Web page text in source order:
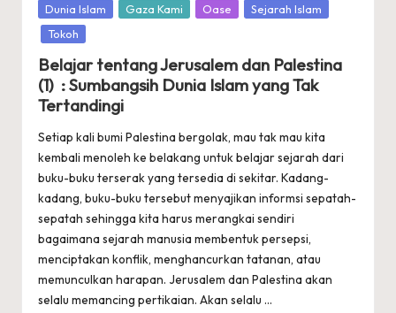
Posted
in
Dunia Islam Gaza Kami Oase
Sejarah Islam
Tokoh
Belajar tentang Jerusalem dan Palestina
(1) : Sumbangsih Dunia Islam yang Tak
Tertandingi
Setiap kali bumi Palestina bergolak, mau tak mau kita
kembali menoleh ke belakang untuk belajar sejarah dari
buku-buku terserak yang tersedia di sekitar. Kadang-
kadang, buku-buku tersebut menyajikan informsi sepatah-
sepatah sehingga kita harus merangkai sendiri
bagaimana sejarah manusia membentuk persepsi,
menciptakan konflik, menghancurkan tatanan, atau
memunculkan harapan. Jerusalem dan Palestina akan
selalu memancing pertikaian. Akan selalu ...